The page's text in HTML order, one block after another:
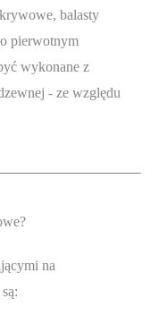
balasty
pierwotnym
wykonane z
- ze względu
na